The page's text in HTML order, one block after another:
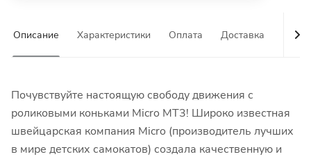
Описание Характеристики Оплата Доставка
Почувствуйте настоящую свободу движения с
роликовыми коньками Micro MT3! Широко известная
швейцарская компания Micro (производитель лучших
в мире детских самокатов) создала качественную и